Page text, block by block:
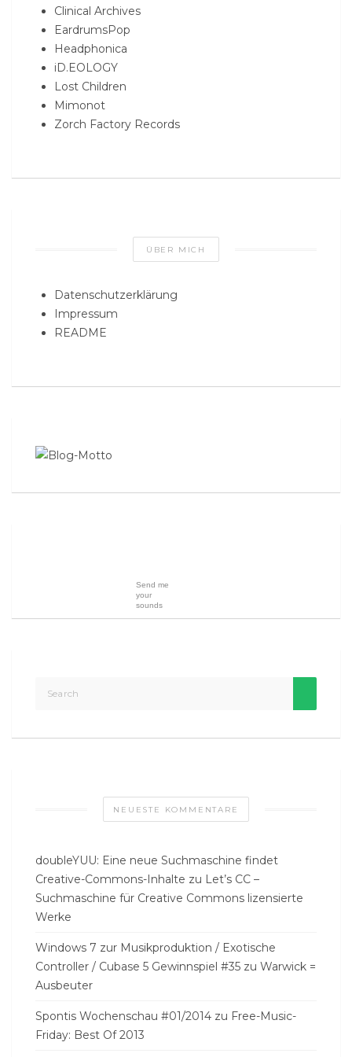
Clinical Archives
EardrumsPop
Headphonica
iD.EOLOGY
Lost Children
Mimonot
Zorch Factory Records
ÜBER MICH
Datenschutzerklärung
Impressum
README
Send me
your
sounds
NEUESTE KOMMENTARE
doubleYUU: Eine neue Suchmaschine findet
Creative-Commons-Inhalte zu Let’s CC –
Suchmaschine für Creative Commons lizensierte
Werke
Windows 7 zur Musikproduktion / Exotische
Controller / Cubase 5 Gewinnspiel #35 zu Warwick =
Ausbeuter
Spontis Wochenschau #01/2014 zu Free-Music-
Friday: Best Of 2013